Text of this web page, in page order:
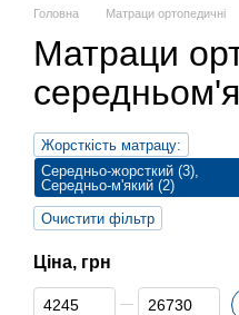
Головна Матраци ортопедичні
Матраци
Жорсткість матрацу:
Середньо-жорсткий (3),
Середньо-м'який (2)
Очистити фільтр
Ціна, грн
Від Ціна, грн
До Ціна, грн